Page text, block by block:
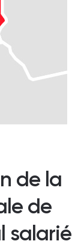
de la
de
salarié